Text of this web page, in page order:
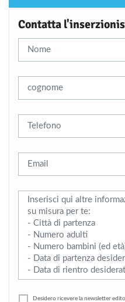
Contatta
Desidero ricevere la newsletter